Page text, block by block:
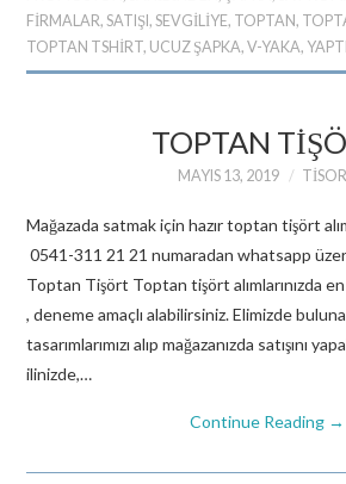
FİRMALAR,SATIŞI,SEVGİLİYE, TOPTAN,
TOPTAN TSHIRT, UCUZ ŞAPKA,V-YAKA,
TOPTAN
MAYIS 13, 2019
Mağazada satmak için hazır toptan tişört
0541-311 21 21 numaradan whatsapp
Toptan Tişört Toptan tişört alımlarınızda
, deneme amaçlı alabilirsiniz. Elimizde
tasarımlarımızı alıp mağazanızda satışını
ilinizde,…
Continue Reading →